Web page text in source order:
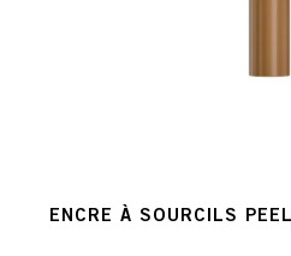
ENCRE À SOURCILS